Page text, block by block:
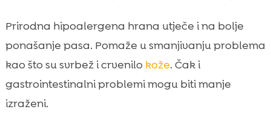
Prirodna hipoalergena hrana utječe i na bolje
ponašanje pasa. Pomaže u smanjivanju problema
kao što su svrbež i crvenilo kože. Čak i
gastrointestinalni problemi mogu biti manje
izraženi.